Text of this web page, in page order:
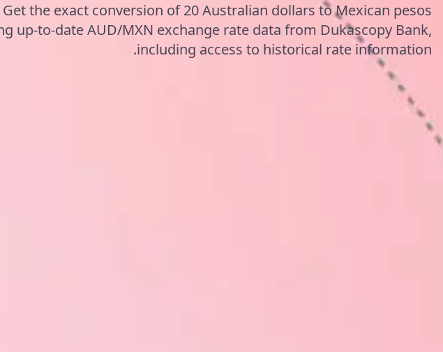
Get the exact conversion of 20 Australian dollars to Mexican pesos
up-to-date AUD/MXN exchange rate data from Dukascopy Bank,
including access to historical rate information.